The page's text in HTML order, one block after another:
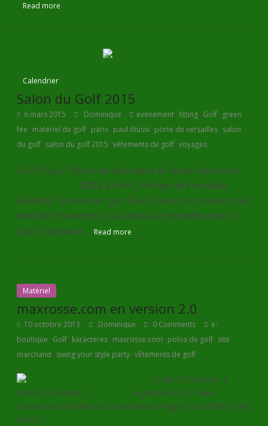
Read more
Calendrier
Salon du Golf 2015
6 mars 2015 Dominique évènement,fitting, Golf, green
fee, matériel de golf, paris, paul fitussi, porte de versailles, salon
du golf, salon du golf 2015,vêtements de golf,voyages
Du 19 au 21 Mars se déroulera la 9ème édition du
2015 à Paris, Portes de Versailles.
Racheté l'an dernier par Paul Fitussi, ce nouvel opus
devrait être encore plus réussi et prendre encore
plus d'ampleur.
Read more
Matériel
maxrosse.com en version 2.0
10 octobre 2013 Dominique 0 Comments
e-
boutique, Golf, karacteres, maxrosse.com, polos de golf, site
marchand, swing your style party,vêtements de golf
Jeudi 17 Octobre, à
18h00, la société
va passer en 2.0 avec
l’ouverture officielle de sa boutique en ligne. Pour fêter cette
avè [...]